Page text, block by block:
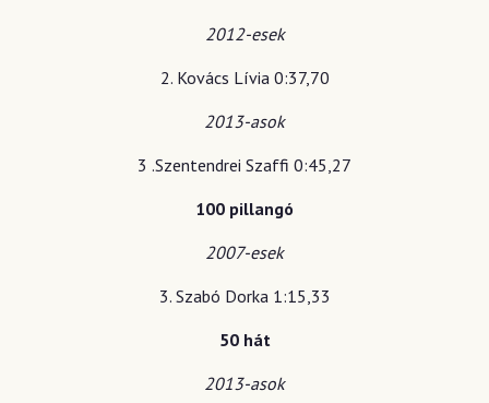
2012-esek
2. Kovács Lívia 0:37,70
2013-asok
3 .Szentendrei Szaffi 0:45,27
100 pillangó
2007-esek
3. Szabó Dorka 1:15,33
50 hát
2013-asok